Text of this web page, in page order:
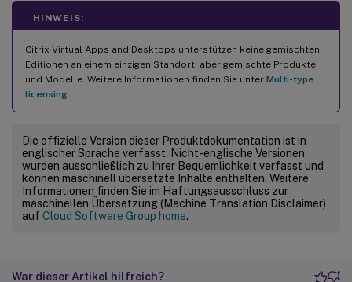
HINWEIS:
Citrix Virtual Apps and Desktops unterstützen keine gemischten
Editionen an einem einzigen Standort, aber gemischte Produkte
und Modelle. Weitere Informationen finden Sie unter Multi-type
licensing.
Die offizielle Version dieser Produktdokumentation ist in
englischer Sprache verfasst. Nicht-englische Versionen
wurden ausschließlich zu Ihrer Bequemlichkeit verfasst und
können maschinell übersetzte Inhalte enthalten. Weitere
Informationen finden Sie im Haftungsausschluss zur
maschinellen Übersetzung (Machine Translation Disclaimer)
auf Cloud Software Group home.
War dieser Artikel hilfreich?